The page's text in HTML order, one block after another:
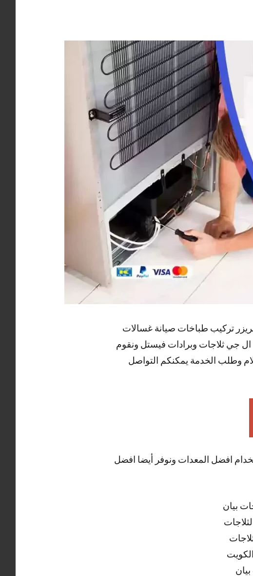
تركيب طباخات صيانة غسالات
ال جي ثلاجات وبرادات فيستل ونقوم
وطلب الخدمة يمكنكم التواصل
افضل المعدات ونوفر أيضا افضل
بيان